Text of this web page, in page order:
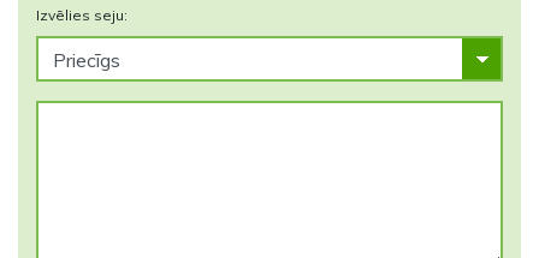
Izvēlies seju: